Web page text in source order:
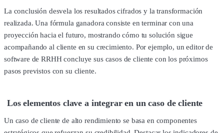
La conclusión desvela los resultados cifrados y la transformación
realizada. Una fórmula ganadora consiste en terminar con una
proyección hacia el futuro, mostrando cómo tu solución sigue
acompañando al cliente en su crecimiento. Por ejemplo, un editor de
software de RRHH concluye sus casos de cliente con los próximos
pasos previstos con su cliente.
Los elementos clave a integrar en un caso de cliente
Un caso de cliente de alto rendimiento se basa en componentes